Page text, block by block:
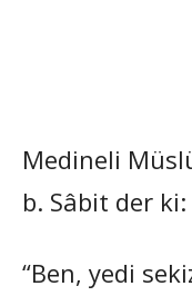
Medineli
b. Sâbit der ki:
“Ben, yedi